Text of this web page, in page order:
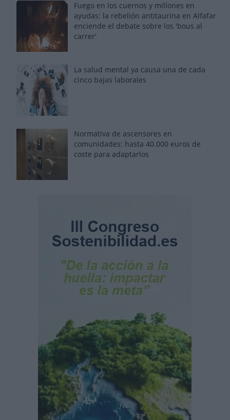
Fuego en los cuernos y millones en
ayudas: la rebelión antitaurina en Alfafar
enciende el debate sobre los 'bous al
carrer'
La salud mental ya causa una de cada
cinco bajas laborales
Normativa de ascensores en
comunidades: hasta 40.000 euros de
coste para adaptarlos